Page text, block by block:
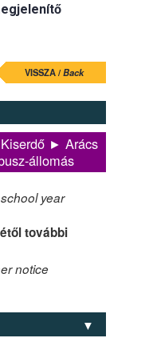
VISSZA /Back
► Arács
állomás
year
további
notice